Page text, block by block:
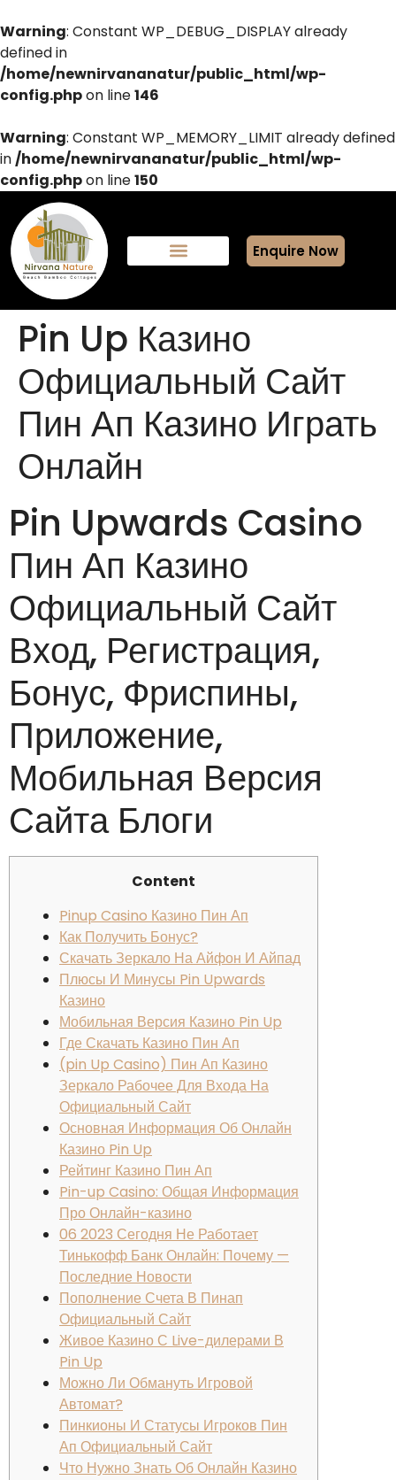
Warning: Constant WP_DEBUG_DISPLAY already
defined in
/home/newnirvananatur/public_html/wp-
config.phpon line146
Warning: Constant WP_MEMORY_LIMIT already defined
in/home/newnirvananatur/public_html/wp-
config.phpon line150
Enquire Now
Pin Up Казино
Официальный Сайт
Пин Ап Казино Играть
Онлайн
Pin Upwards Casino
Пин Ап Казино
Официальный Сайт
Вход, Регистрация,
Бонус, Фриспины,
Приложение,
Мобильная Версия
Сайта Блоги
Content
Pinup Casino Казино Пин Ап
Как Получить Бонус?
Скачать Зеркало На Айфон И Айпад
Плюсы И Минусы Pin Upwards
Казино
Мобильная Версия Казино Pin Up
Где Скачать Казино Пин Ап
(pin Up Casino) Пин Ап Казино
Зеркало Рабочее Для Входа На
Официальный Сайт
Основная Информация Об Онлайн
Казино Pin Up
Рейтинг Казино Пин Ап
Pin-up Casino: Общая Информация
Про Онлайн-казино
06 2023 Сегодня Не Работает
Тинькофф Банк Онлайн: Почему —
Последние Новости
Пополнение Счета В Пинап
Официальный Сайт
Живое Казино С Live-дилерами В
Pin Up
Можно Ли Обмануть Игровой
Автомат?
Пинкионы И Статусы Игроков Пин
Ап Официальный Сайт
Что Нужно Знать Об Онлайн Казино